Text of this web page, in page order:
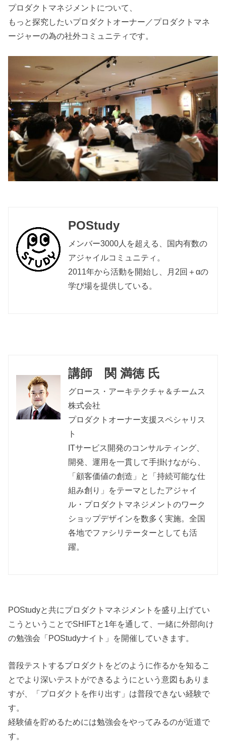
プロダクトマネジメントについて、
もっと探究したいプロダクトオーナー／プロダクトマネ
ージャーの為の社外コミュニティです。
POStudy
メンバー3000人を超える、国内有数の
アジャイルコミュニティ。
2011年から活動を開始し、月2回＋αの
学び場を提供している。
講師 関 満徳 氏
グロース・アーキテクチャ＆チームス
株式会社
プロダクトオーナー支援スペシャリス
ト
ITサービス開発のコンサルティング、
開発、運用を一貫して手掛けながら、
「顧客価値の創造」と「持続可能な仕
組み創り」をテーマとしたアジャイ
ル・プロダクトマネジメントのワーク
ショップデザインを数多く実施。全国
各地でファシリテーターとしても活
躍。
POStudyと共にプロダクトマネジメントを盛り上げてい
こうということでSHIFTと1年を通して、一緒に外部向け
の勉強会「POStudyナイト」を開催していきます。
普段テストするプロダクトをどのように作るかを知るこ
とでより深いテストができるようにという意図もありま
すが、「プロダクトを作り出す」は普段できない経験で
す。
経験値を貯めるためには勉強会をやってみるのが近道で
す。